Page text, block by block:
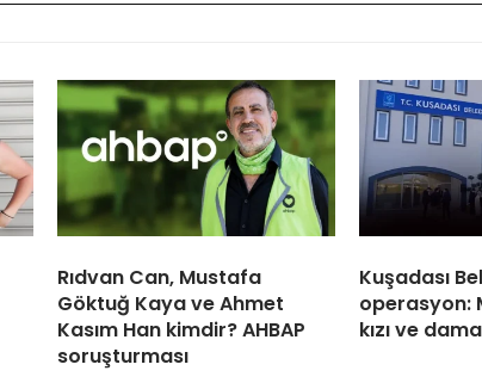
Rıdvan Can, Mustafa
Göktuğ Kaya ve Ahmet
Kasım Han kimdir? AHBAP
soruşturması
Kuşadası
operasyon:
kızı ve